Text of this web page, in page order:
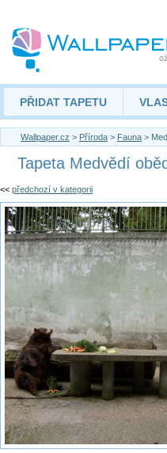
PŘIDAT TAPETU
Wallpaper.cz > Příroda > Fauna >
Tapeta Medvědí oběd
<< předchozí v kategorii